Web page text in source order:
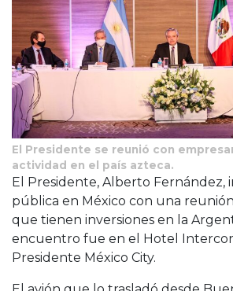
El Presidente se reunió con
actividad en el país azteca.
El Presidente, Alberto Fernández,
pública en México con una
que tienen inversiones en la
encuentro fue en el Hotel
Presidente México City.